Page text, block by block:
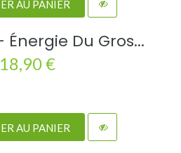
AU PANIER
Du Gros...
18,90 €
AU PANIER